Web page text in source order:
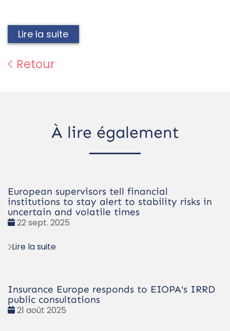
Lire la suite
Retour
À lire également
European supervisors tell financial
institutions to stay alert to stability risks in
uncertain and volatile times
Date
22 sept. 2025
Lire la suite
Insurance Europe responds to EIOPA's IRRD
public consultations
Date
21 août 2025